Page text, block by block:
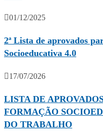
01/12/2025
2ª Lista de aprovados
Socioeducativa 4.0
17/07/2026
LISTA DE
FORMAÇÃO
DO TRABALHO